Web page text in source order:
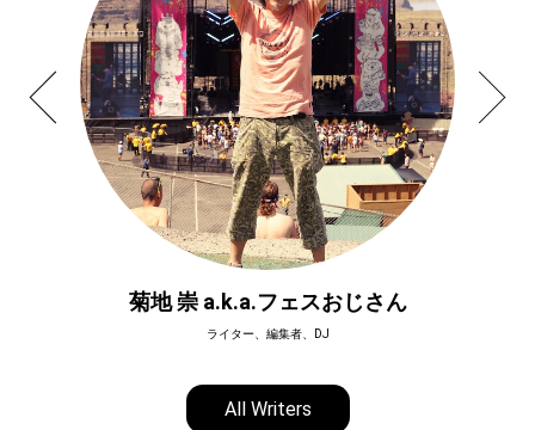
菊地 崇 a.k.a.フェスおじさん
ライター、編集者、DJ
All Writers